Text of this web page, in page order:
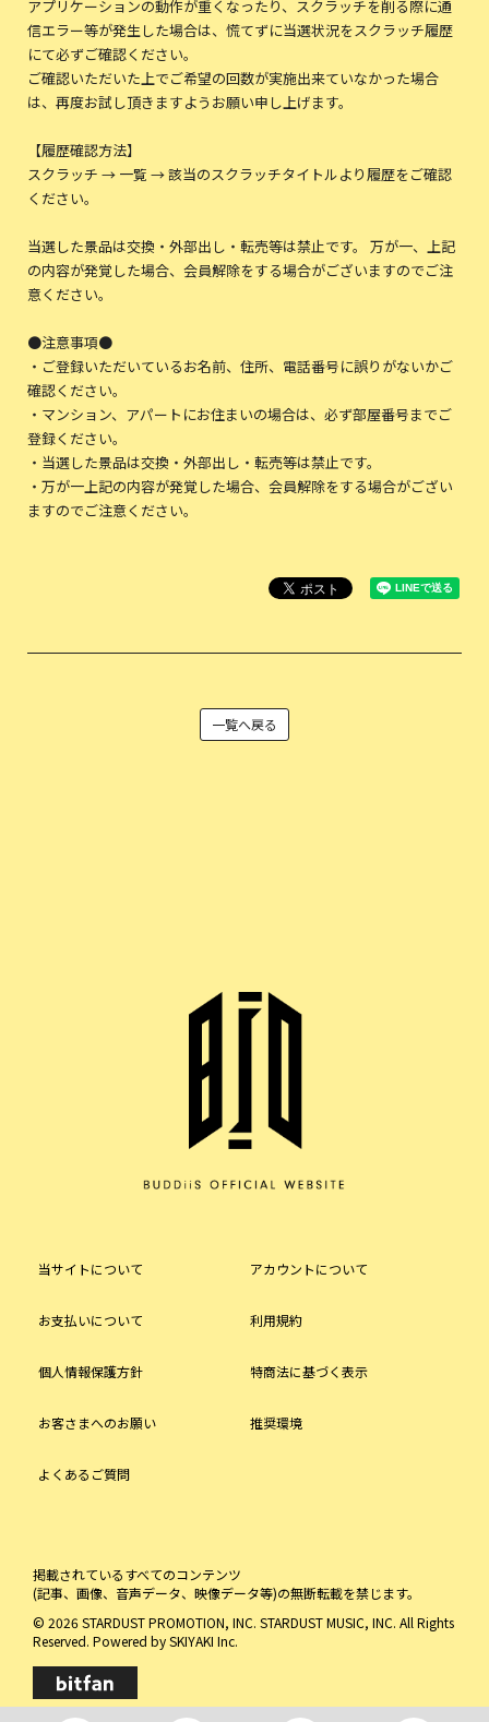
アプリケーションの動作が重くなったり、スクラッチを削る際に通
信エラー等が発生した場合は、慌てずに当選状況をスクラッチ履歴
にて必ずご確認ください。
ご確認いただいた上でご希望の回数が実施出来ていなかった場合
は、再度お試し頂きますようお願い申し上げます。
【履歴確認方法】
スクラッチ → 一覧 → 該当のスクラッチタイトルより履歴をご確認
ください。
当選した景品は交換・外部出し・転売等は禁止です。 万が一、上記
の内容が発覚した場合、会員解除をする場合がございますのでご注
意ください。
●注意事項●
・ご登録いただいているお名前、住所、電話番号に誤りがないかご
確認ください。
・マンション、アパートにお住まいの場合は、必ず部屋番号までご
登録ください。
・当選した景品は交換・外部出し・転売等は禁止です。
・万が一上記の内容が発覚した場合、会員解除をする場合がござい
ますのでご注意ください。
一覧へ戻る
当サイトについて アカウントについて
お支払いについて 利用規約
個人情報保護方針 特商法に基づく表示
お客さまへのお願い 推奨環境
よくあるご質問
掲載されているすべてのコンテンツ
(記事、画像、音声データ、映像データ等)の無断転載を禁じます。
© 2026 STARDUST PROMOTION, INC. STARDUST MUSIC, INC. All Rights
Reserved. Powered bySKIYAKI Inc.